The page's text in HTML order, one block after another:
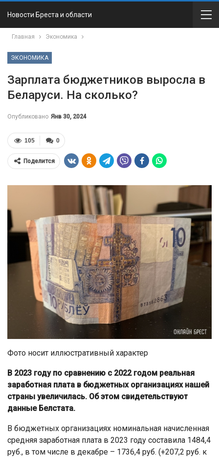
Новости Бреста и области
Главная Экономика
ЭКОНОМИКА
Зарплата бюджетников выросла в
Беларуси. На сколько?
Опубликовано Янв 30, 2024
0
105
Поделится
Фото носит иллюстративный характер
В 2023 году по сравнению с 2022 годом реальная
заработная плата в бюджетных организациях нашей
страны увеличилась. Об этом свидетельствуют
данные Белстата.
В бюджетных организациях номинальная начисленная
средняя заработная плата в 2023 году составила 1484,4
руб., в том числе в декабре – 1736,4 руб. (+207,2 руб. к